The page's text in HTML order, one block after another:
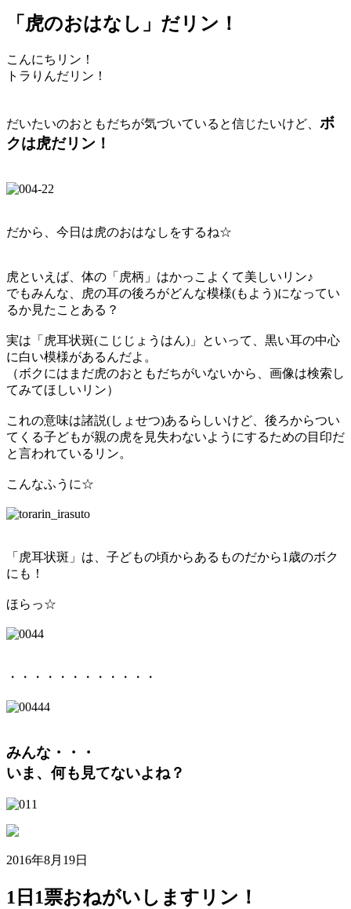
「虎のおはなし」だリン！
こんにちリン！
トラりんだリン！
だいたいのおともだちが気づいていると信じたいけど、 ボ
クは虎だリン！
だから、今日は虎のおはなしをするね☆
虎といえば、体の「虎柄」はかっこよくて美しいリン♪
でもみんな、虎の耳の後ろがどんな模様(もよう)になってい
るか見たことある？
実は「虎耳状斑(こじじょうはん)」といって、黒い耳の中心
に白い模様があるんだよ。
（ボクにはまだ虎のおともだちがいないから、画像は検索し
てみてほしいリン）
これの意味は諸説(しょせつ)あるらしいけど、後ろからつい
てくる子どもが親の虎を見失わないようにするための目印だ
と言われているリン。
こんなふうに☆
「虎耳状斑」は、子どもの頃からあるものだから1歳のボク
にも！
ほらっ☆
・・・・・・・・・・・・
みんな・・・
いま、何も見てないよね？
2016年8月19日
1日1票おねがいしますリン！